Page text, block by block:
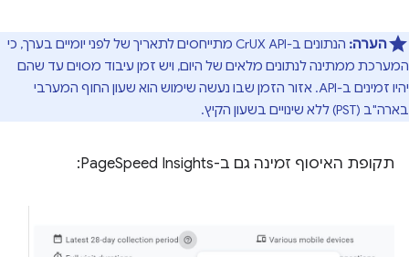
הערה:
הנתונים ב-CrUX API מתייחסים לתאריך של לפני יומיים בערך, כי
המערכת ממתינה לנתונים מלאים של היום, ויש זמן עיבוד מסוים עד שהם
יהיו זמינים ב-API. אזור הזמן שבו נעשה שימוש הוא שעון החוף המערבי
בארה"ב (PST) ללא שינויים בשעון הקיץ.
תקופת האיסוף זמינה גם ב-PageSpeed Insights: